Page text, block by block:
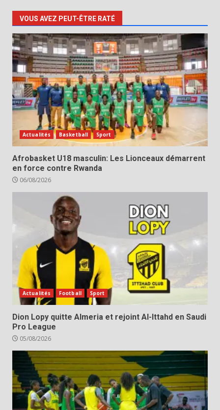
VOUS AVEZ PEUT-ÊTRE RATÉ
Actualités Basketball Sport
Afrobasket U18 masculin: Les Lionceaux démarrent
en force contre Rwanda
06/08/2026
Actualités Football Sport
Dion Lopy quitte Almeria et rejoint Al-Ittahd en Saudi
Pro League
05/08/2026